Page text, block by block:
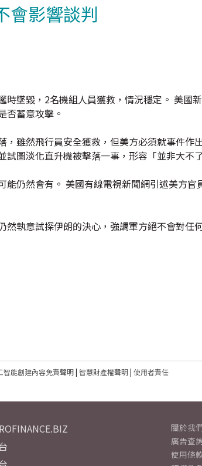
會影響談判
墜毀，2名機組人員獲救，情況穩定。 美國
否蓄意攻擊。
雖然飛行員安全獲救，但美方必須就事件作
圖淡化直升機被擊落一事，形容「並非大不
仍然會有。 美國有線電視新聞網引述美方
執意試探伊朗的決心，強調軍方絕不會對任
智能創建內容免責聲明| 智慧財產權聲明| 使用者責任
關於我
廣告查
使用條